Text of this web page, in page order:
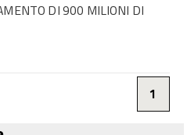
DI 900 MILIONI DI
1